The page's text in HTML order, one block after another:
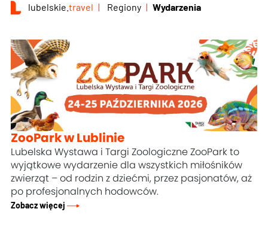
lubelskie.travel Regiony Wydarzenia
ZooPark w Lublinie
Lubelska Wystawa i Targi Zoologiczne ZooPark to
wyjątkowe wydarzenie dla wszystkich miłośników
zwierząt – od rodzin z dziećmi, przez pasjonatów, aż
po profesjonalnych hodowców.
Zobacz więcej